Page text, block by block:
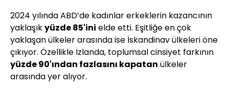
2024 yılında ABD’de kadınlar erkeklerin kazancının
yaklaşıkyüzde 85'ini elde etti. Eşitliğe en çok
yaklaşan ülkeler arasında ise İskandinav ülkeleri öne
çıkıyor. Özellikle İzlanda, toplumsal cinsiyet farkının
yüzde 90'ından fazlasını kapatan ülkeler
arasında yer alıyor.